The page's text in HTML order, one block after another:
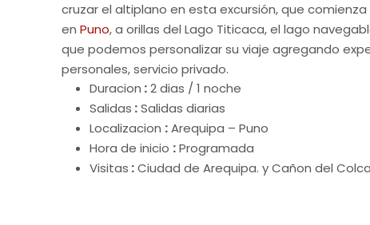
cruzar el altiplano en esta excursión, que
en Puno, a orillas del Lago Titicaca, el lago
que podemos personalizar su viaje agregando
personales, servicio privado.
Duracion :2 dias / 1 noche
Salidas :Salidas diarias
Localizacion :Arequipa – Puno
Hora de inicio :Programada
Visitas :Ciudad de Arequipa. y Cañon del